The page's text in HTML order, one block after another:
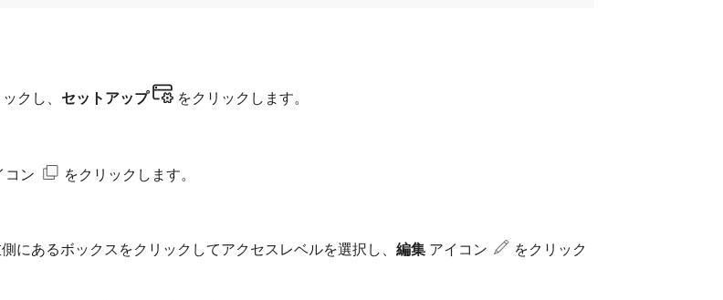
クし、 セットアップ をクリックします。
コン をクリックします。
あるボックスをクリックしてアクセスレベルを選択し、 編集 アイコン
をクリック